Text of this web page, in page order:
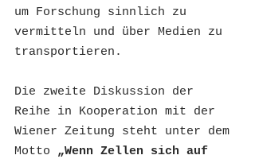
um Forschung sinnlich zu
vermitteln und über Medien zu
transportieren.
Die zweite Diskussion der
Reihe in Kooperation mit der
Wiener Zeitung steht unter dem
Motto „Wenn Zellen sich auf